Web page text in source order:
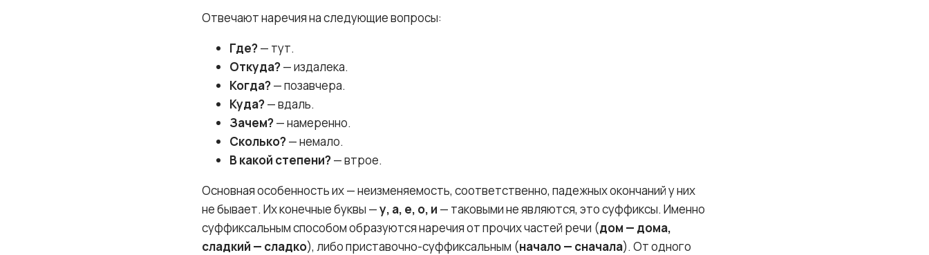
Отвечают наречия на следующие вопросы:
Где?— тут.
Откуда?— издалека.
Когда?— позавчера.
Куда?— вдаль.
Зачем?— намеренно.
Сколько?— немало.
В какой степени?— втрое.
Основная особенность их — неизменяемость, соответственно, падежных окончаний у них
не бывает. Их конечные буквы —у, а, е, о, и — таковыми не являются, это суффиксы. Именно
суффиксальным способом образуются наречия от прочих частей речи (дом — дома,
сладкий — сладко), либо приставочно-суффиксальным (начало — сначала). От одного